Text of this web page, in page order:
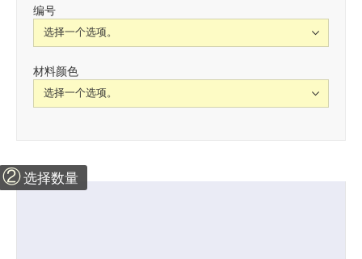
编号
材料颜色
②选择数量